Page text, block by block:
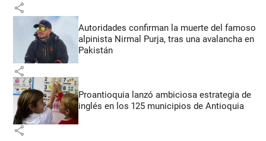
share
Autoridades confirman la muerte del famoso
alpinista Nirmal Purja, tras una avalancha en
Pakistán
share
Proantioquia lanzó ambiciosa estrategia de
inglés en los 125 municipios de Antioquia
share